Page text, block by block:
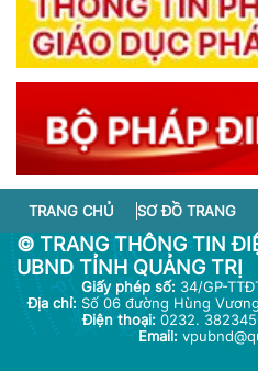
TRANG CHỦ SƠ ĐỒ TRANG
© TRANG THÔNG TIN
UBND TỈNH QUẢNG TRỊ
Giấy phép số: 34/GP-
Địa chỉ: Số 06 đường Hùng
Điện thoại: 0232.
Email: